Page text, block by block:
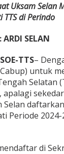
Uksam Selan
TTS di Perindo
SELAN
TTS–
untuk
Selatan
apalagi
Selan
Periode
di